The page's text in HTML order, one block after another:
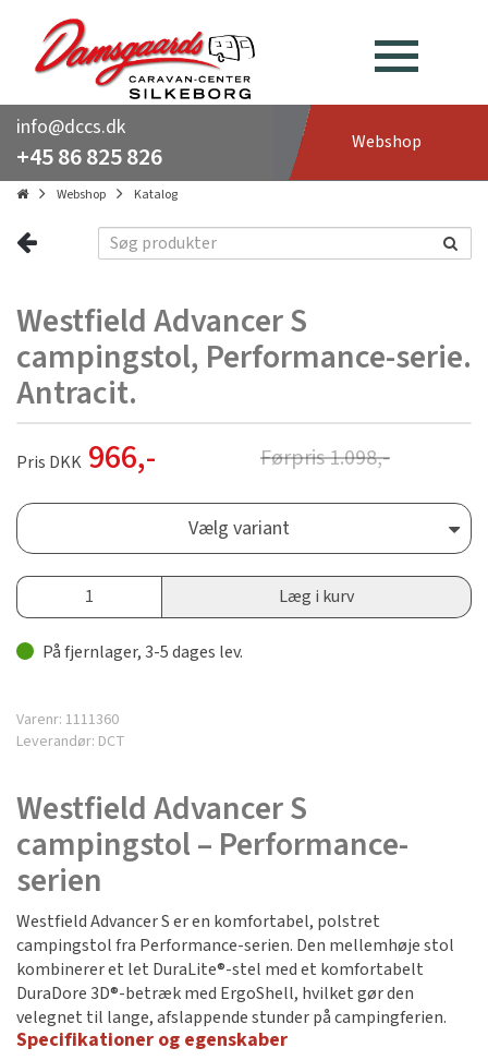
info@dccs.dk
+45 86 825 826 Webshop
Webshop Katalog
Westfield Advancer S
campingstol, Performance-serie.
Antracit.
Pris DKK 966,- Førpris1.098,-
Vælg variant
Læg i kurv
På fjernlager, 3-5 dages lev.
Varenr: 1111360
Leverandør: DCT
Westfield Advancer S
campingstol – Performance-
serien
Westfield Advancer S er en komfortabel, polstret
campingstol fra Performance-serien. Den mellemhøje stol
kombinerer et let DuraLite®-stel med et komfortabelt
DuraDore 3D®-betræk med ErgoShell, hvilket gør den
velegnet til lange, afslappende stunder på campingferien.
Specifikationer og egenskaber